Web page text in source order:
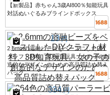
【新製品】赤ちゃん3歳AI800％知能玩具
対話ぬいぐるみブラインドボックス
13 円
2.6mmの溶融ビーズをベースにしたDIY
クラフト材料、3D知育玩具、女の子の創
造的なデザインのための高品質詰め替え
パック。
334 円